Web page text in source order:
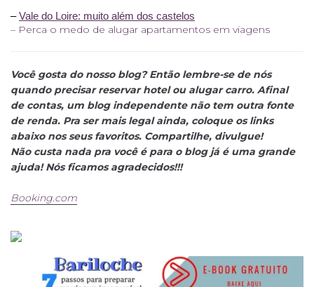
– Vale do Loire: muito além dos castelos
– Perca o medo de alugar apartamentos em viagens
Você gosta do nosso blog? Então lembre-se de nós
quando precisar reservar hotel ou alugar carro. Afinal
de contas, um blog independente não tem outra fonte
de renda. Pra ser mais legal ainda, coloque os links
abaixo nos seus favoritos. Compartilhe, divulgue!
Não custa nada pra você é para o blog já é uma grande
ajuda! Nós ficamos agradecidos!!!
Booking.com